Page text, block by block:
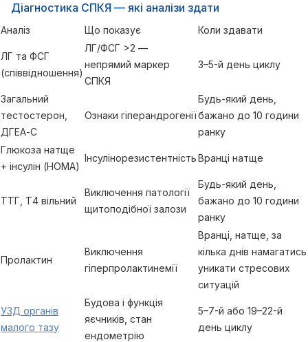
Діагностика СПКЯ — які аналізи здати
Аналіз Що показує Коли здавати
ЛГ та ФСГ
(співвідношення)
ЛГ/ФСГ >2 —
непрямий маркер
СПКЯ
3–5-й день циклу
Загальний
тестостерон,
ДГЕА-С
Ознаки гіперандрогенії
Будь-який день,
бажано до 10 години
ранку
Глюкоза натще
+ інсулін (HOMA)
ІнсулінорезистентністьВранці натще
ТТГ, Т4 вільний
Виключення патології
щитоподібної залози
Будь-який день,
бажано до 10 години
ранку
Пролактин
Виключення
гіперпролактинемії
Вранці, натще, за
кілька днів намагатись
уникати стресових
ситуацій
УЗД органів
малого тазу
Будова і функція
яєчників, стан
ендометрію
5–7-й або 19–22-й
день циклу